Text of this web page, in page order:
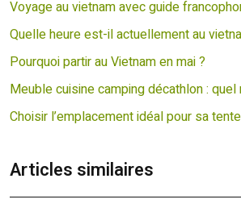
Voyage au vietnam avec guide
Quelle heure est-il actuellement au
Pourquoi partir au Vietnam en mai ?
Meuble cuisine camping décathlon :
Choisir l’emplacement idéal pour sa
Articles similaires